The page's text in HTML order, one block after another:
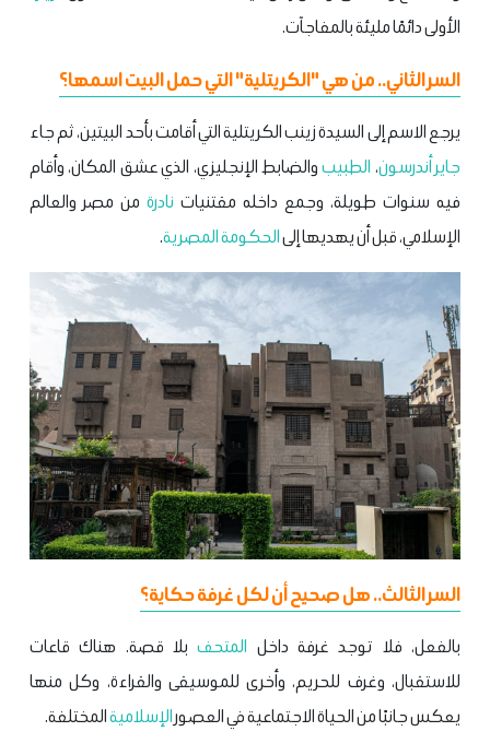
الأولى دائمًا مليئة بالمفاجآت.
السر الثاني.. من هي "الكريتلية" التي حمل البيت اسمها؟
يرجع الاسم إلى السيدة زينب الكريتلية التي أقامت بأحد البيتين، ثم جاء
جاير أندرسون، الطبيبوالضابط الإنجليزي، الذي عشق المكان، وأقام
فيه سنوات طويلة، وجمع داخله مقتنيات نادرة من مصر والعالم
الإسلامي، قبل أن يهديها إلىالحكومةالمصرية.
السر الثالث.. هل صحيح أن لكل غرفة حكاية؟
بالفعل، فلا توجد غرفة داخل المتحفبلا قصة. هناك قاعات
للاستقبال، وغرف للحريم، وأخرى للموسيقى والقراءة، وكل منها
يعكس جانبًا من الحياة الاجتماعية في العصورالإسلاميةالمختلفة.